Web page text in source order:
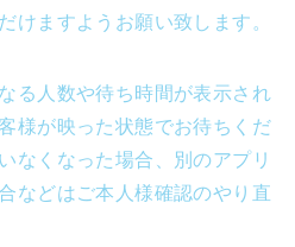
けますようお願い致します。
る人数や待ち時間が表示され
様が映った状態でお待ちくだ
なくなった場合、別のアプリ
などはご本人様確認のやり直